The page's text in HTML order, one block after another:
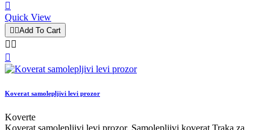

Quick View
 Add To Cart
 

Koverat samolepljivi levi prozor
Koverte